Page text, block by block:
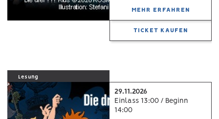
MEHR ERFAHREN
TICKET KAUFEN
Lesung
29.11.2026
Einlass 13:00 / Beginn
14:00